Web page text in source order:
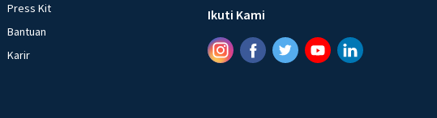
Press Kit
Bantuan
Karir
Ikuti Kami